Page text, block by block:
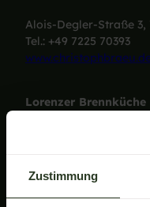
Zustimmung
Alois-Degler-Straße 3,
Tel.: +49 7225 70393
Lorenzer Brennküche
mit Schnapsbrunnen
Absprache.
Hundseckstr. 26,